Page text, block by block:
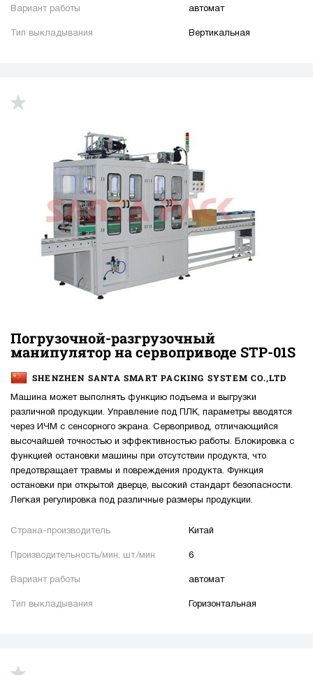
Вариант работы автомат
Тип выкладывания Вертикальная
Погрузочной-разгрузочный
манипулятор на сервоприводе STP-01S
SHENZHEN SANTA SMART PACKING SYSTEM CO.,LTD
Машина может выполнять функцию подъема и выгрузки
различной продукции. Управление под ПЛК, параметры вводятся
через ИЧМ с сенсорного экрана. Сервопривод, отличающийся
высочайшей точностью и эффективностью работы. Блокировка с
функцией остановки машины при отсутствии продукта, что
предотвращает травмы и повреждения продукта. Функция
остановки при открытой дверце, высокий стандарт безопасности.
Легкая регулировка под различные размеры продукции.
Страна-производитель Китай
Производительность/мин. шт./мин 6
Вариант работы автомат
Тип выкладывания Горизонтальная